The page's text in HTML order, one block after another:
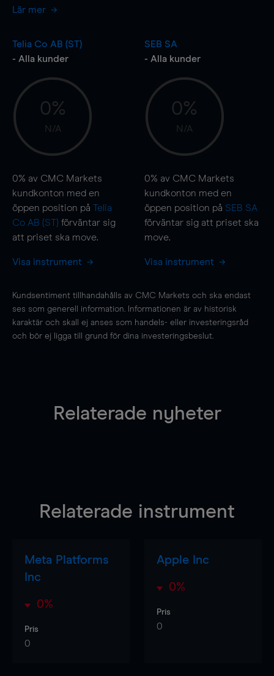
Lär mer
Telia Co AB (ST)
- Alla kunder
0%
N/A
0% av CMC Markets
kundkonton med en
öppen position på Telia
Co AB (ST) förväntar sig
att priset ska move.
Visa instrument
SEB SA
- Alla kunder
0%
N/A
0% av CMC Markets
kundkonton med en
öppen position på SEB SA
förväntar sig att priset ska
move.
Visa instrument
Kundsentiment tillhandahålls av CMC Markets och ska endast
ses som generell information. Informationen är av historisk
karaktär och skall ej anses som handels- eller investeringsråd
och bör ej ligga till grund för dina investeringsbeslut.
Relaterade nyheter
Relaterade instrument
Meta Platforms
Inc
0%
Pris
0
Apple Inc
0%
Pris
0